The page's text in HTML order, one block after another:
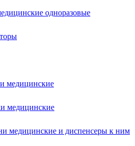
одноразовые
медицинские
медицинские
медицинские и диспенсеры к ним